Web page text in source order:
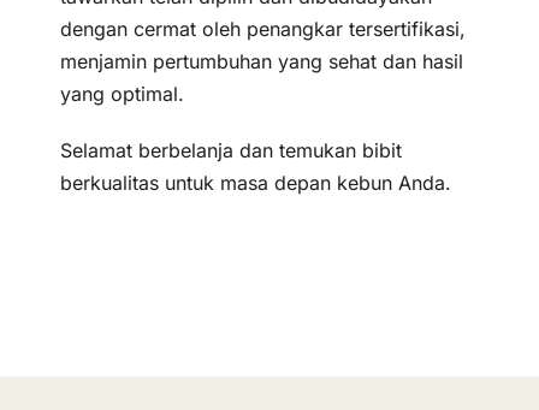
dengan cermat oleh penangkar tersertifikasi,
menjamin pertumbuhan yang sehat dan hasil
yang optimal.
Selamat berbelanja dan temukan bibit
berkualitas untuk masa depan kebun Anda.